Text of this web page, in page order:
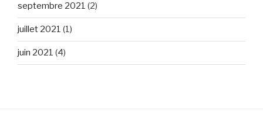
septembre 2021 (2)
juillet 2021 (1)
juin 2021 (4)